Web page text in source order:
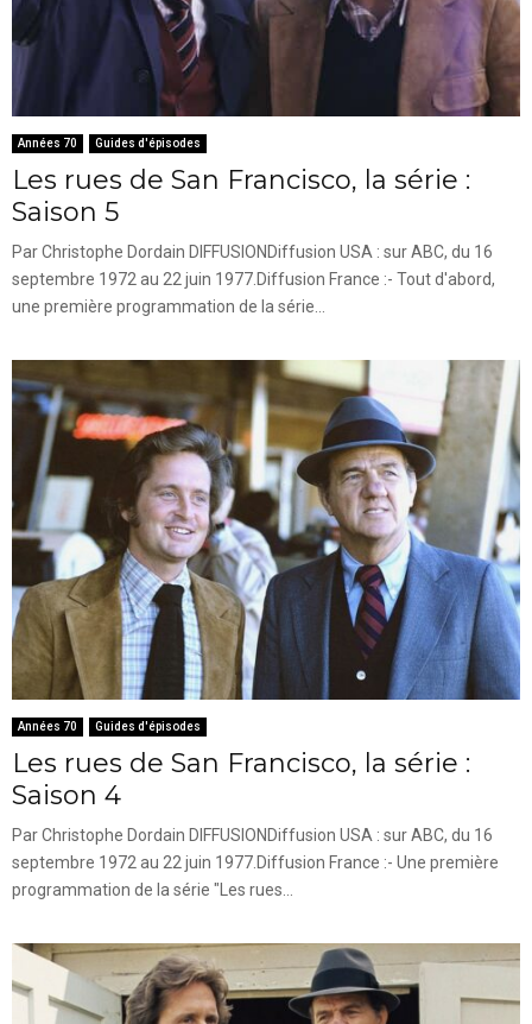
Années 70 Guides d'épisodes
Les rues de San Francisco, la série :
Saison 5
Par Christophe Dordain DIFFUSIONDiffusion USA : sur ABC, du 16
septembre 1972 au 22 juin 1977.Diffusion France :- Tout d'abord,
une première programmation de la série...
Années 70 Guides d'épisodes
Les rues de San Francisco, la série :
Saison 4
Par Christophe Dordain DIFFUSIONDiffusion USA : sur ABC, du 16
septembre 1972 au 22 juin 1977.Diffusion France :- Une première
programmation de la série "Les rues...